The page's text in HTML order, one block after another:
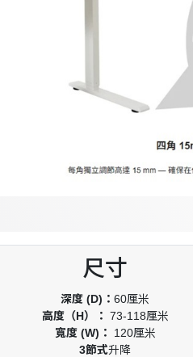
尺寸
深度 (D)： 60厘米
高度（H）： 73-118厘米
寬度 (W)：
120厘米
3節式升降